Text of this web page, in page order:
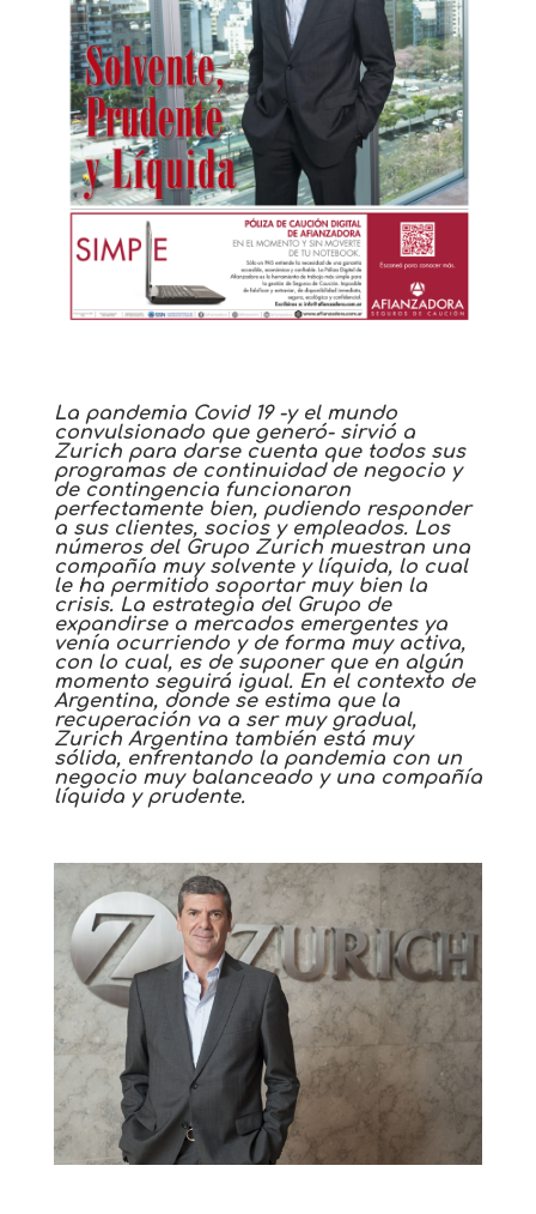
La pandemia Covid 19 -y el mundo
convulsionado que generó- sirvió a
Zurich para darse cuenta que todos sus
programas de continuidad de negocio y
de contingencia funcionaron
perfectamente bien, pudiendo responder
a sus clientes, socios y empleados. Los
números del Grupo Zurich muestran una
compañía muy solvente y líquida, lo cual
le ha permitido soportar muy bien la
crisis. La estrategia del Grupo de
expandirse a mercados emergentes ya
venía ocurriendo y de forma muy activa,
con lo cual, es de suponer que en algún
momento seguirá igual. En el contexto de
Argentina, donde se estima que la
recuperación va a ser muy gradual,
Zurich Argentina también está muy
sólida, enfrentando la pandemia con un
negocio muy balanceado y una compañía
líquida y prudente.